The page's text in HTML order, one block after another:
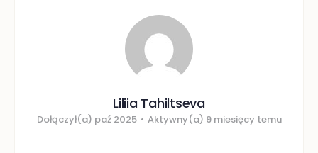
Liliia Tahiltseva
Dołączył(a) paź 2025 • Aktywny(a) 9 miesięcy temu